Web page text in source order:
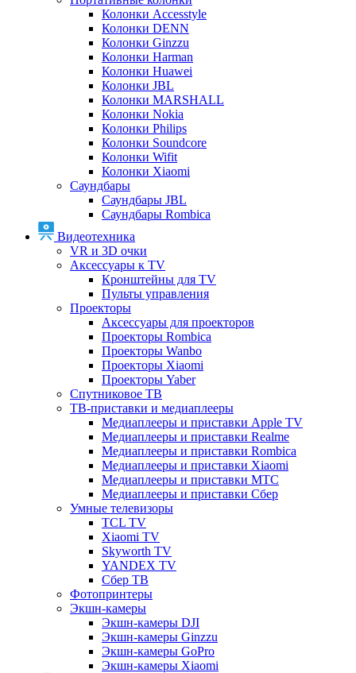
Колонки Accesstyle
Колонки DENN
Колонки Ginzzu
Колонки Harman
Колонки Huawei
Колонки JBL
Колонки MARSHALL
Колонки Nokia
Колонки Philips
Колонки Soundcore
Колонки Wifit
Колонки Xiaomi
Саундбары
Саундбары JBL
Саундбары Rombica
Видеотехника
VR и 3D очки
Аксессуары к TV
Кронштейны для TV
Пульты управления
Проекторы
Аксессуары для проекторов
Проекторы Rombica
Проекторы Wanbo
Проекторы Xiaomi
Проекторы Yaber
Спутниковое ТВ
ТВ-приставки и медиаплееры
Медиаплееры и приставки Apple TV
Медиаплееры и приставки Realme
Медиаплееры и приставки Rombica
Медиаплееры и приставки Xiaomi
Медиаплееры и приставки МТС
Медиаплееры и приставки Сбер
Умные телевизоры
TCL TV
Xiaomi TV
Skyworth TV
YANDEX TV
Сбер ТВ
Фотопринтеры
Экшн-камеры
Экшн-камеры DJI
Экшн-камеры Ginzzu
Экшн-камеры GoPro
Экшн-камеры Xiaomi